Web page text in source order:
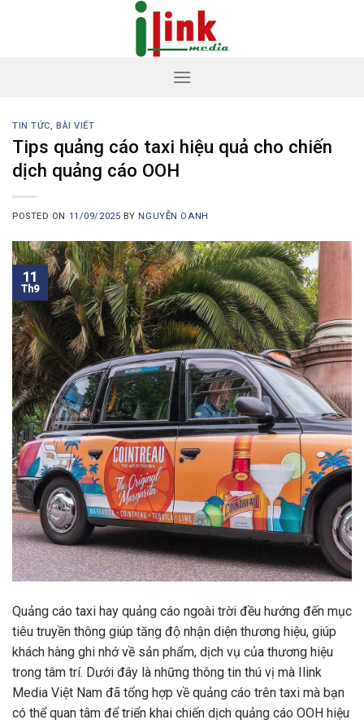
TIN TỨC, BÀI VIẾT
Tips quảng cáo taxi hiệu quả cho chiến
dịch quảng cáo OOH
POSTED ON 11/09/2025 BY NGUYỄN OANH
11
Th9
Quảng cáo taxi hay quảng cáo ngoài trời đều hướng đến mục
tiêu truyền thông giúp tăng độ nhận diện thương hiệu, giúp
khách hàng ghi nhớ về sản phẩm, dịch vụ của thương hiệu
trong tâm trí. Dưới đây là những thông tin thú vị mà Ilink
Media Việt Nam đã tổng hợp về quảng cáo trên taxi mà bạn
có thể quan tâm để triển khai chiến dịch quảng cáo OOH hiệu